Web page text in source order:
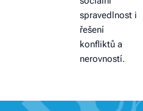
spravedlnost i
řešení
konfliktů a
nerovností.